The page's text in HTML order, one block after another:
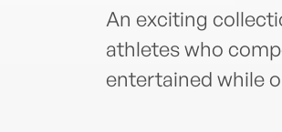
An exciting
athletes who
entertained while